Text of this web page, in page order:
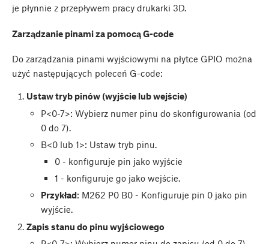
je płynnie z przepływem pracy drukarki 3D.
Zarządzanie pinami za pomocą G-code
Do zarządzania pinami wyjściowymi na płytce GPIO można
użyć następujących poleceń G-code:
Ustaw tryb pinów (wyjście lub wejście)
P<0-7>: Wybierz numer pinu do skonfigurowania (od
0 do 7).
B<0 lub 1>: Ustaw tryb pinu.
0 - konfiguruje pin jako wyjście
1 - konfiguruje go jako wejście.
Przykład: M262 P0 B0 - Konfiguruje pin 0 jako pin
wyjście.
Zapis stanu do pinu wyjściowego